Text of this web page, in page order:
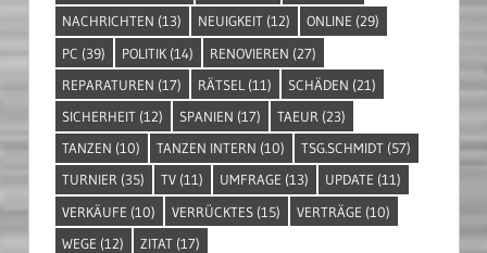
NACHRICHTEN (13) NEUIGKEIT (12) ONLINE (29)
PC (39) POLITIK (14) RENOVIEREN (27)
REPARATUREN (17) RÄTSEL (11) SCHÄDEN (21)
SICHERHEIT (12) SPANIEN (17) TAEUR (23)
TANZEN (10) TANZEN INTERN (10) TSG.SCHMIDT (57)
TURNIER (35) TV (11) UMFRAGE (13) UPDATE (11)
VERKÄUFE (10) VERRÜCKTES (15) VERTRÄGE (10)
WEGE (12) ZITAT (17)